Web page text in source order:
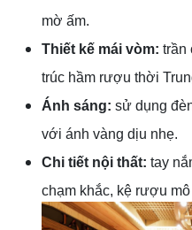
mờ ấm.
Thiết kế mái vòm: trần
trúc hầm rượu thời
Ánh sáng: sử dụng
với ánh vàng dịu nhẹ.
Chi tiết nội thất: tay
chạm khắc, kệ rượu